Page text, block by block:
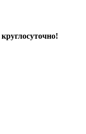
круглосуточно!